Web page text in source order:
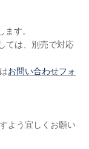
す。
ては、別売で対応
お問い合わせフォ
よう宜しくお願い